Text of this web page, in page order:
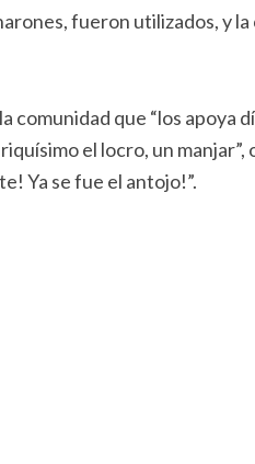
fueron utilizados, y la
que “los apoya
el locro, un manjar”,
Ya se fue el antojo!”.